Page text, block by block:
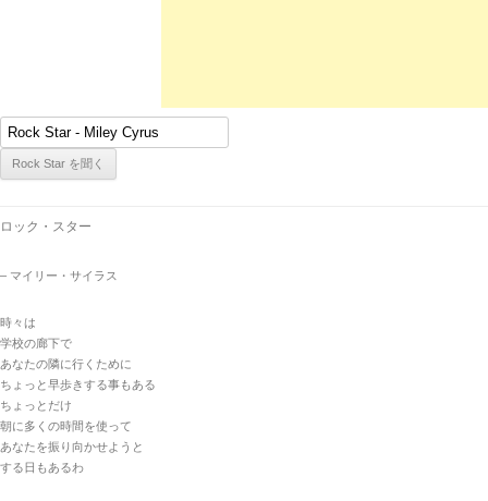
ロック・スター
– マイリー・サイラス
時々は
学校の廊下で
あなたの隣に行くために
ちょっと早歩きする事もある
ちょっとだけ
朝に多くの時間を使って
あなたを振り向かせようと
する日もあるわ